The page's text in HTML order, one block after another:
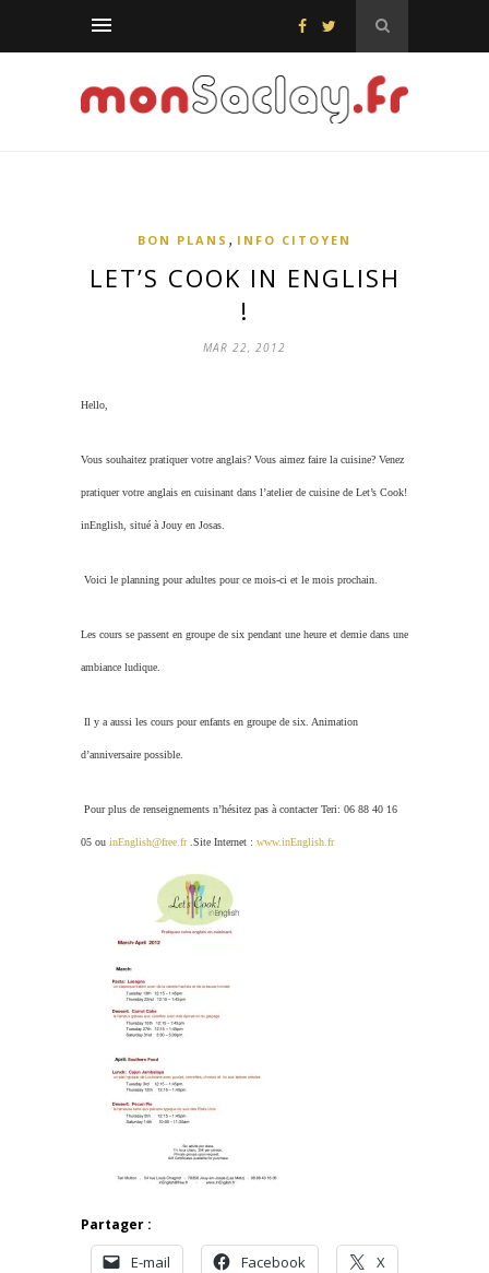
BON PLANS , INFO CITOYEN
LET’S COOK IN ENGLISH
!
MAR 22, 2012
Hello,
Vous souhaitez pratiquer votre anglais? Vous aimez faire la cuisine? Venez
pratiquer votre anglais en cuisinant dans l’atelier de cuisine de Let’s Cook!
inEnglish, situé à Jouy en Josas.
Voici le planning pour adultes pour ce mois-ci et le mois prochain.
Les cours se passent en groupe de six pendant une heure et demie dans une
ambiance ludique.
Il y a aussi les cours pour enfants en groupe de six. Animation
d’anniversaire possible.
Pour plus de renseignements n’hésitez pas à contacter Teri: 06 88 40 16
05 ou inEnglish@free.fr.Site Internet : www.inEnglish.fr
Partager :
E-mail Facebook X